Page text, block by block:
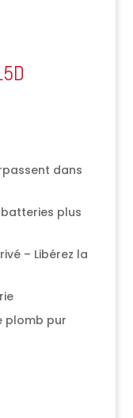
dans
batteries plus
– Libérez la
plomb pur